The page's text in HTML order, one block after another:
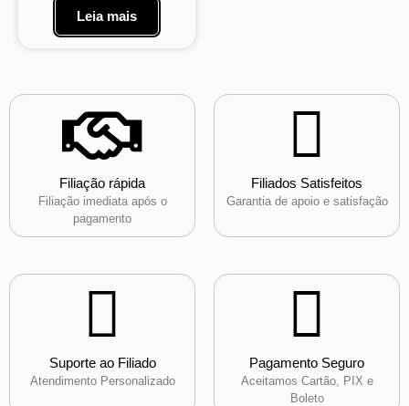
Leia mais
Filiação rápida
Filiação imediata após o
pagamento
Filiados Satisfeitos
Garantia de apoio e satisfação
Suporte ao Filiado
Atendimento Personalizado
Pagamento Seguro
Aceitamos Cartão, PIX e
Boleto